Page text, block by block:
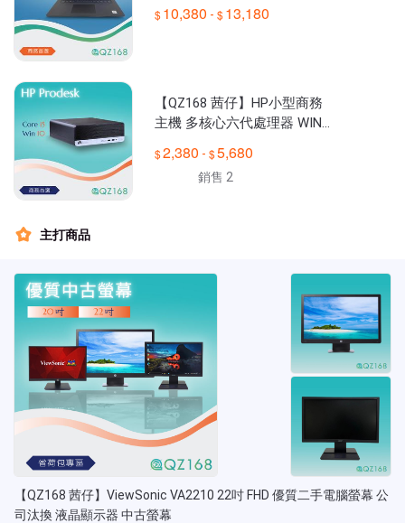
10,380 - 13,180
【QZ168 茜仔】HP小型商務
主機 多核心六代處理器 WIN1
書機 SSD 辦公室首選
2,380 - 5,680
銷售 2
主打商品
【QZ168 茜仔】ViewSonic VA2210 22吋 FHD 優質二手電腦螢幕 公
司汰換 液晶顯示器 中古螢幕